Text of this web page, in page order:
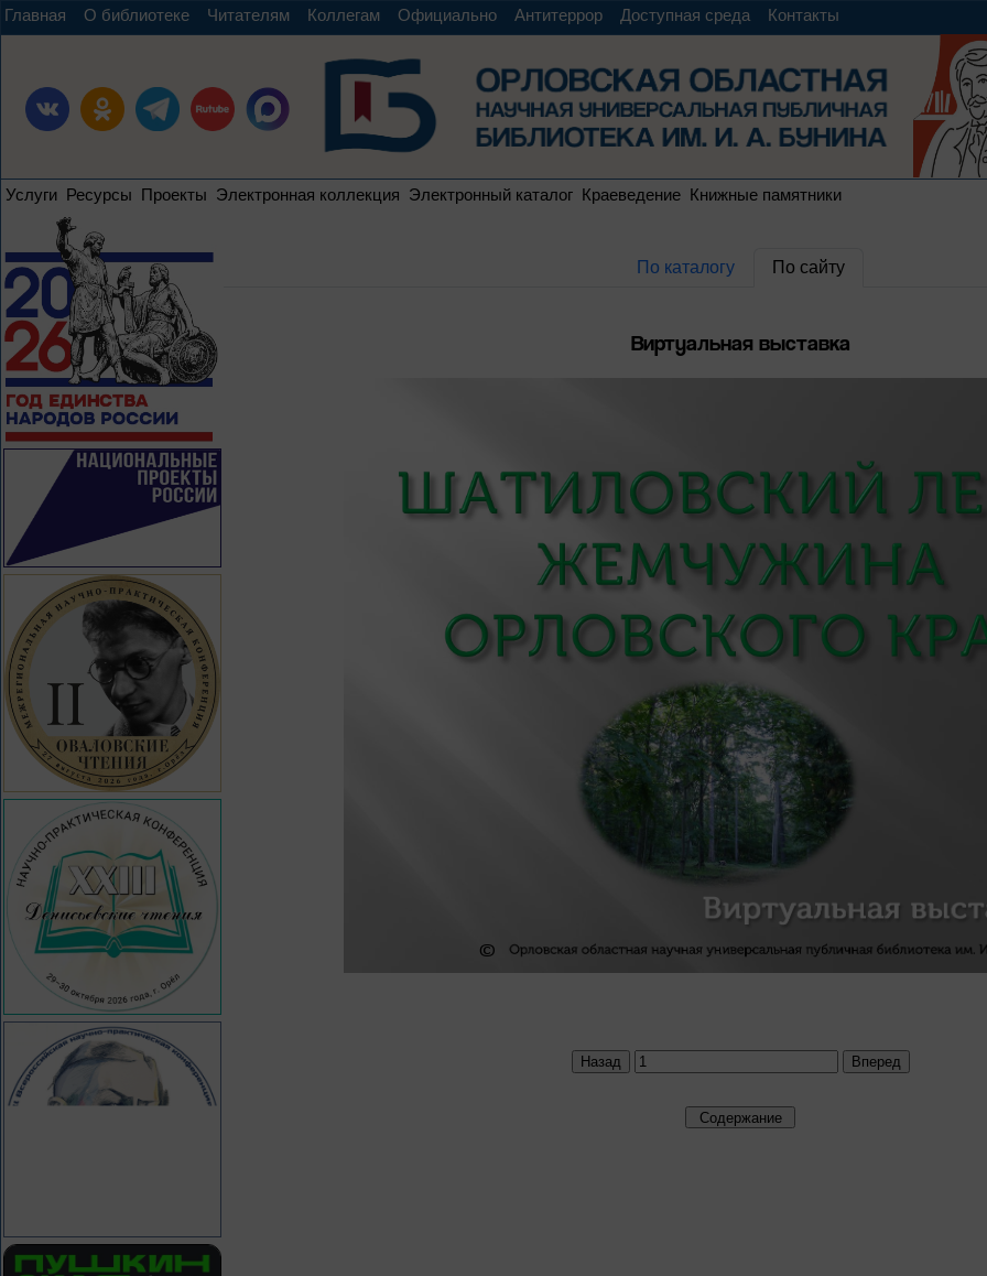
Главная О библиотеке Читателям Коллегам Официально Антитеррор Доступная среда Контакты
Услуги Ресурсы Проекты Электронная коллекция Электронный каталог Краеведение Книжные памятники
По каталогу По сайту
Виртуальная выставка
Назад Вперед
Содержание